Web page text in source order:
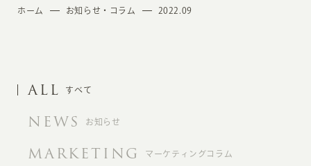
ホーム お知らせ・コラム 2022.09
ALL すべて
NEWS お知らせ
MARKETING マーケティングコラム